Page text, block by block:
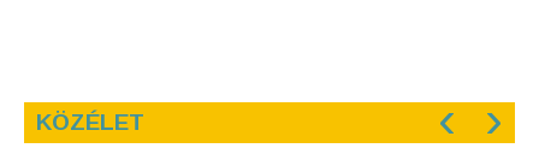
KÖZÉLET ‹ ›